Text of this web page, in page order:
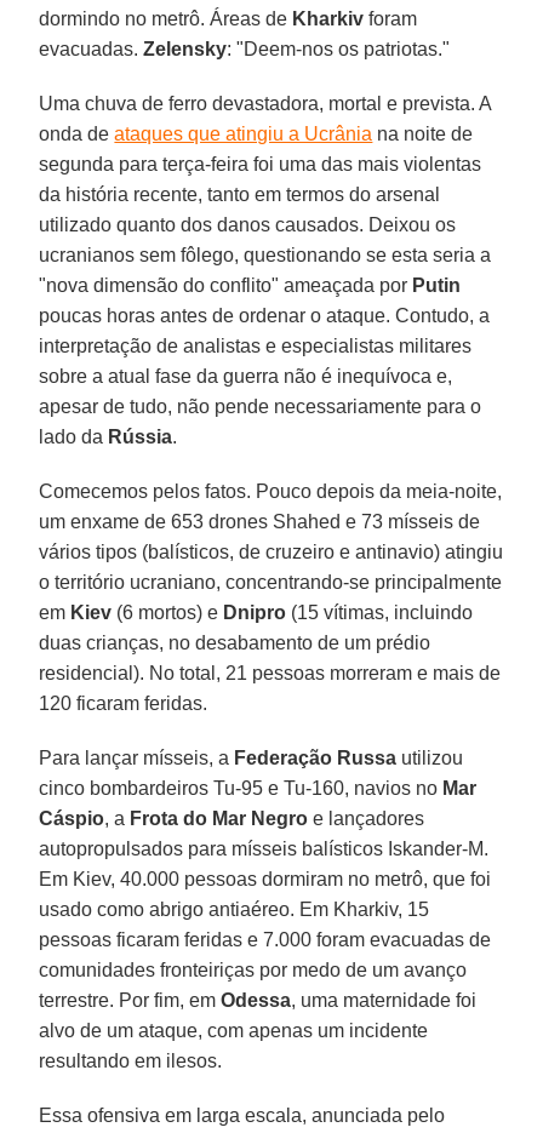
dormindo no metrô. Áreas de Kharkiv foram
evacuadas.Zelensky: "Deem-nos os patriotas."
Uma chuva de ferro devastadora, mortal e prevista. A
onda deataques que atingiu a Ucrânia na noite de
segunda para terça-feira foi uma das mais violentas
da história recente, tanto em termos do arsenal
utilizado quanto dos danos causados. Deixou os
ucranianos sem fôlego, questionando se esta seria a
"nova dimensão do conflito" ameaçada por Putin
poucas horas antes de ordenar o ataque. Contudo, a
interpretação de analistas e especialistas militares
sobre a atual fase da guerra não é inequívoca e,
apesar de tudo, não pende necessariamente para o
lado da Rússia.
Comecemos pelos fatos. Pouco depois da meia-noite,
um enxame de 653 drones Shahed e 73 mísseis de
vários tipos (balísticos, de cruzeiro e antinavio) atingiu
o território ucraniano, concentrando-se principalmente
em Kiev (6 mortos) e Dnipro (15 vítimas, incluindo
duas crianças, no desabamento de um prédio
residencial). No total, 21 pessoas morreram e mais de
120 ficaram feridas.
Para lançar mísseis, a Federação Russa utilizou
cinco bombardeiros Tu-95 e Tu-160, navios no Mar
Cáspio, a Frota do Mar Negro e lançadores
autopropulsados para mísseis balísticos Iskander-M.
Em Kiev, 40.000 pessoas dormiram no metrô, que foi
usado como abrigo antiaéreo. Em Kharkiv, 15
pessoas ficaram feridas e 7.000 foram evacuadas de
comunidades fronteiriças por medo de um avanço
terrestre. Por fim, emOdessa, uma maternidade foi
alvo de um ataque, com apenas um incidente
resultando em ilesos.
Essa ofensiva em larga escala, anunciada pelo